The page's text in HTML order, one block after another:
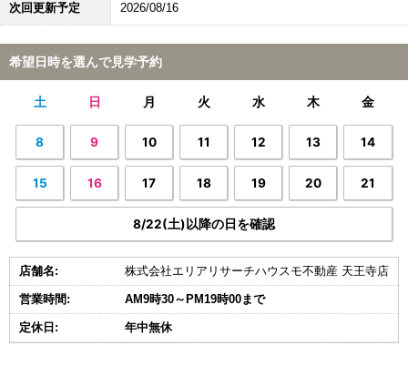
次回更新予定 2026/08/16
希望日時を選んで見学予約
土 日 月 火 水 木 金
8 9 10 11 12 13 14
15 16 17 18 19 20 21
8/22(土)以降の日を確認
店舗名: 株式会社エリアリサーチハウスモ不動産 天王寺店
営業時間: AM9時30～PM19時00まで
定休日: 年中無休